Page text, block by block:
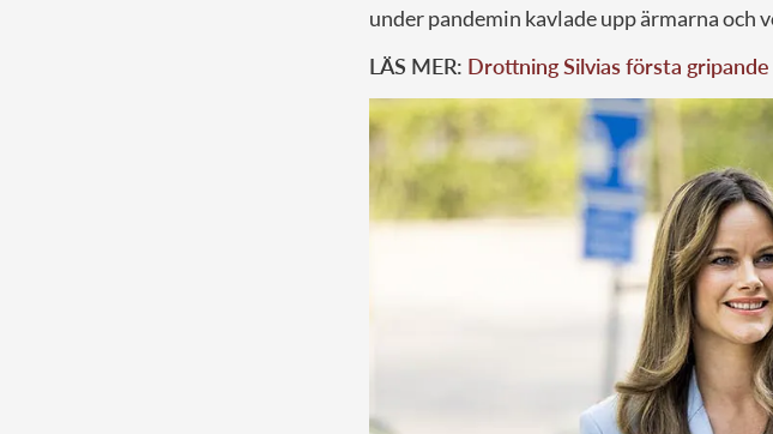
under pandemin kavlade upp ärmarna
LÄS MER: Drottning Silvias första